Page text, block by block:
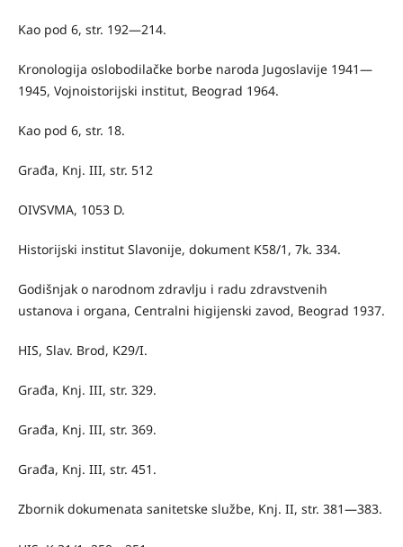
Kao pod 6, str. 192—214.
Kronologija oslobodilačke borbe naroda Jugoslavije 1941—
1945, Vojnoistorij­ski institut, Beograd 1964.
Kao pod 6, str. 18.
Građa, Knj. III, str. 512
OIVSVMA, 1053 D.
Historijski institut Slavonije, dokument K58/1, 7k. 334.
Godišnjak o narodnom zdravlju i radu zdravstvenih
ustanova i organa, Cen­tralni higijenski zavod, Beograd 1937.
HIS, Slav. Brod, K29/I.
Građa, Knj. III, str. 329.
Građa, Knj. III, str. 369.
Građa, Knj. III, str. 451.
Zbornik dokumenata sanitetske službe, Knj. II, str. 381—383.